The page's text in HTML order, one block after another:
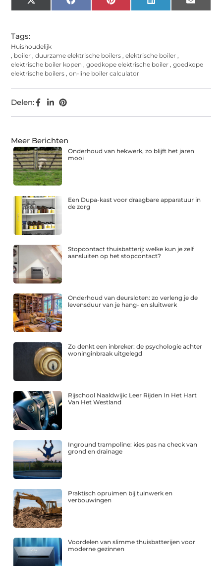
X
(Twitter)
Facebook Pinterest LinkedIn Email
Tags:
Huishoudelijk
, boiler ,duurzame elektrische boilers ,elektrische boiler ,
elektrische boiler kopen ,goedkope elektrische boiler ,goedkope
elektrische boilers ,on-line boiler calculator
Delen:
Meer Berichten
Onderhoud van hekwerk, zo blijft het jaren
mooi
Een Dupa-kast voor draagbare apparatuur in
de zorg
Stopcontact thuisbatterij: welke kun je zelf
aansluiten op het stopcontact?
Onderhoud van deursloten: zo verleng je de
levensduur van je hang- en sluitwerk
Zo denkt een inbreker: de psychologie achter
woninginbraak uitgelegd
Rijschool Naaldwijk: Leer Rijden In Het Hart
Van Het Westland
Inground trampoline: kies pas na check van
grond en drainage
Praktisch opruimen bij tuinwerk en
verbouwingen
Voordelen van slimme thuisbatterijen voor
moderne gezinnen